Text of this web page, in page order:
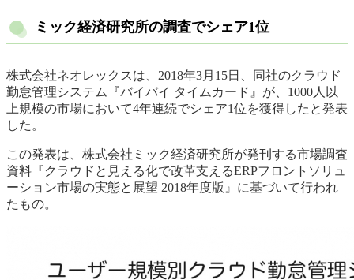
ミック経済研究所の調査でシェア1位
株式会社ネオレックスは、2018年3月15日、同社のクラウド
勤怠管理システム『バイバイ タイムカード』が、1000人以
上規模の市場において4年連続でシェア1位を獲得したと発表
した。
この発表は、株式会社ミック経済研究所が発刊する市場調査
資料『クラウドと見える化で改革支えるERPフロントソリュ
ーション市場の実態と展望 2018年度版』に基づいて行われ
たもの。